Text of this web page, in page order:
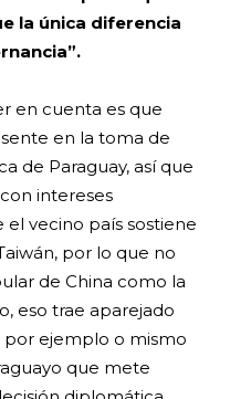
la única diferencia
en cuenta es que
en la toma de
de Paraguay, así que
intereses
vecino país sostiene
por lo que no
de China como la
eso trae aparejado
por ejemplo o mismo
que mete